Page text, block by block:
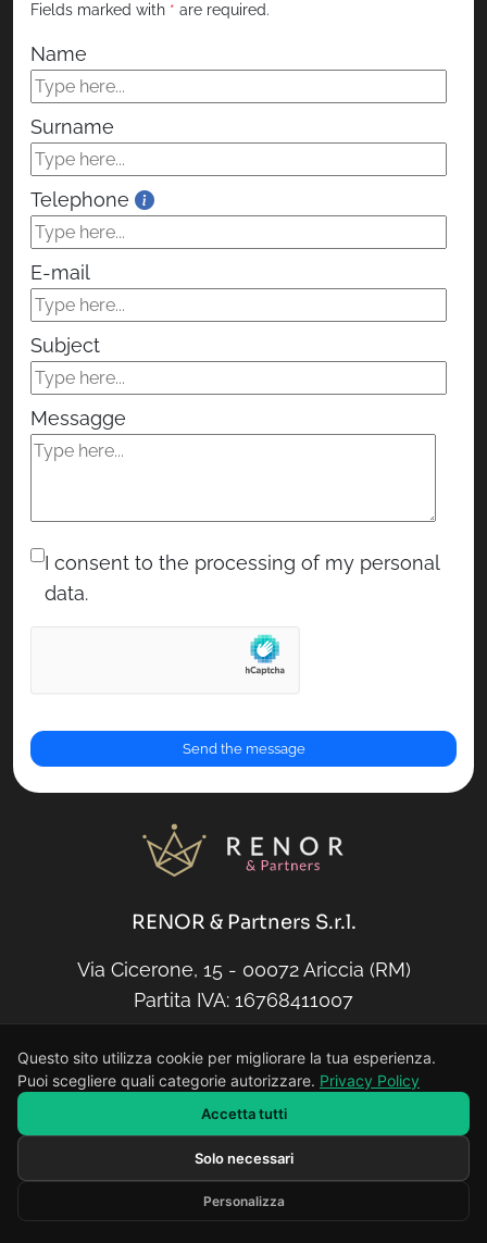
Questo sito utilizza cookie per migliorare la tua esperienza.
Puoi scegliere quali categorie autorizzare. Privacy Policy
Accetta tutti
Solo necessari
Personalizza
RENOR & Partners S.r.l.
Via Cicerone, 15 - 00072 Ariccia (RM)
Partita IVA: 16768411007
16768411007
REA: RM-1674420
Capitale sociale: € 10.000,00
E-Mail
info@renor.it
Fields marked with * are required.
Name
Surname
Telephone
E-mail
Subject
Messagge
I consent to the processing of my personal
data.
RENOR & Partners S.r.l.
Scrivi il tuo messaggio...
Developed by RENOR & Partners -